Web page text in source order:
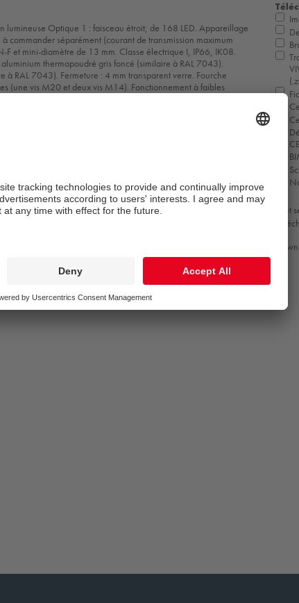
Tout
lumineuse Optique 1 : faisceau étroit; de 168 LED. Appareillage
commander séparément (courant de transmission maximum
et mini-diamètre de 13 mm. Classe électrique I, IP66, IK08.
thermopoudré gris foncé (similaire à RAL 7043).
à RAL 7043). Fermeture : 4 mm transparent verre. Fourche
(une vis M20 et deux vis M14). Fonctionnement à faibles
haute définition. Livré avec LED 4 000 K
les données photométriques ne sont pas fournies ici
auprès de votre représentant local.